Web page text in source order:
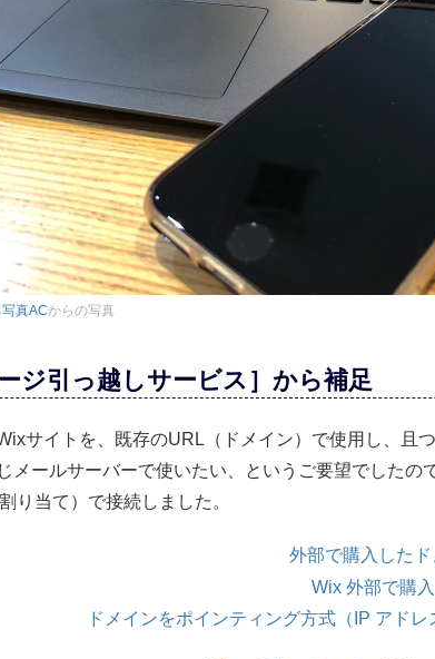
写真ACからの写真
ジ引っ越しサービス］から補足
サイトを、既存のURL（ドメイン）で使用し、且
メールサーバーで使いたい、というご要望でしたの
り当て）で接続しました。
外部で購入した
Wix 外部で購
ドメインをポインティング方式（IP アド